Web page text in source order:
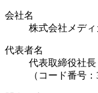
会社名
株式会社メデ
代表者名
代表取締役社長
（コード番号